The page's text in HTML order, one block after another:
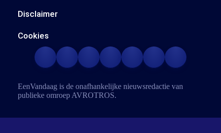
Disclaimer
Cookies
EenVandaag is de onafhankelijke nieuwsredactie van
publieke omroep AVROTROS.